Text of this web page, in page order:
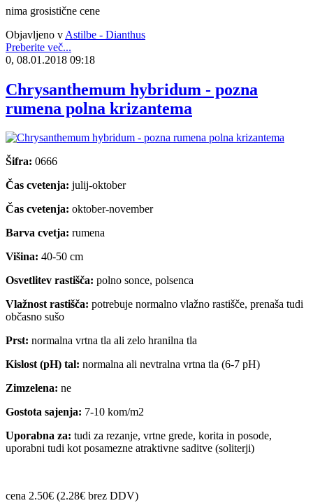
nima grosistične cene
Objavljeno v Astilbe - Dianthus
Preberite več...
0, 08.01.2018 09:18
Chrysanthemum hybridum - pozna
rumena polna krizantema
Šifra: 0666
Čas cvetenja: julij-oktober
Čas cvetenja: oktober-november
Barva cvetja: rumena
Višina: 40-50 cm
Osvetlitev rastišča: polno sonce, polsenca
Vlažnost rastišča: potrebuje normalno vlažno rastišče, prenaša tudi
občasno sušo
Prst: normalna vrtna tla ali zelo hranilna tla
Kislost (pH) tal: normalna ali nevtralna vrtna tla (6-7 pH)
Zimzelena: ne
Gostota sajenja: 7-10 kom/m2
Uporabna za: tudi za rezanje, vrtne grede, korita in posode,
uporabni tudi kot posamezne atraktivne saditve (soliterji)
cena 2.50€ (2.28€ brez DDV)